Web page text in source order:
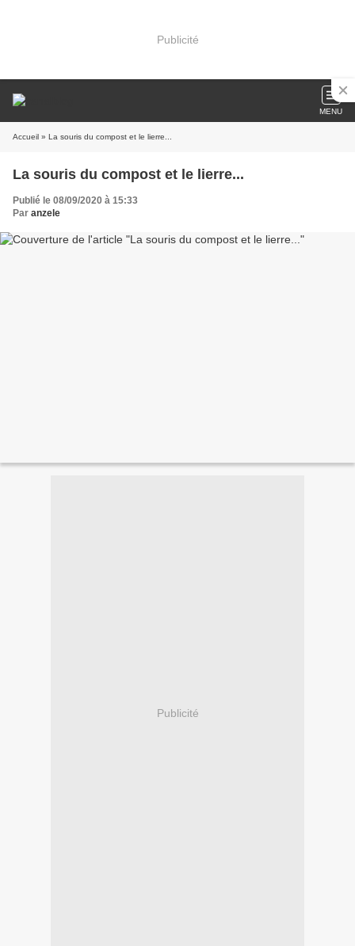
Publicité
MENU
Accueil » La souris du compost et le lierre...
La souris du compost et le lierre...
Publié le 08/09/2020 à 15:33
Par anzele
Publicité